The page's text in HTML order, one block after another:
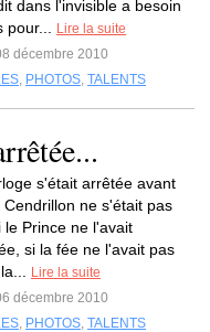
dans l'invisible a besoin
pour...
Lire la suite
décembre 2010
, PHOTOS, TALENTS
s'était arrêtée avant
Cendrillon ne s'était pas
le Prince ne l'avait
si la fée ne l'avait pas
Lire la suite
décembre 2010
, PHOTOS, TALENTS